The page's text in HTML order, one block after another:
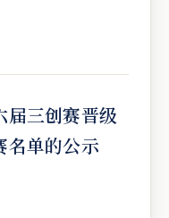
届三创赛晋级
名单的公示